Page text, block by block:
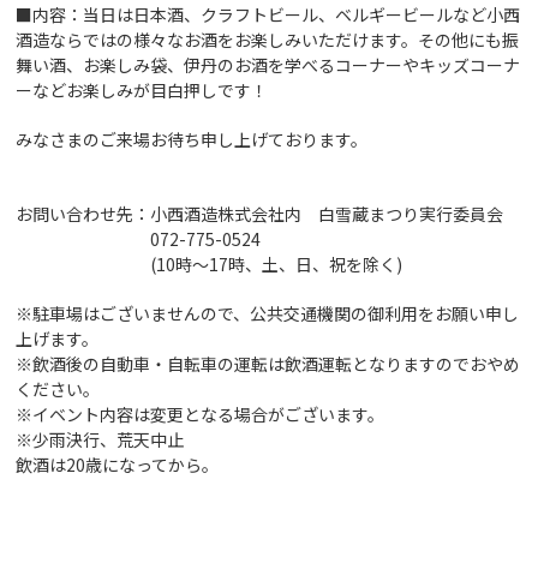
■内容：当日は日本酒、クラフトビール、ベルギービールなど小西
酒造ならではの様々なお酒をお楽しみいただけます。その他にも振
舞い酒、お楽しみ袋、伊丹のお酒を学べるコーナーやキッズコーナ
ーなどお楽しみが目白押しです！
みなさまのご来場お待ち申し上げております。
お問い合わせ先：小西酒造株式会社内 白雪蔵まつり実行委員会
072-775-0524
(10時～17時、土、日、祝を除く)
※駐車場はございませんので、公共交通機関の御利用をお願い申し
上げます。
※飲酒後の自動車・自転車の運転は飲酒運転となりますのでおやめ
ください。
※イベント内容は変更となる場合がございます。
※少雨決行、荒天中止
飲酒は20歳になってから。